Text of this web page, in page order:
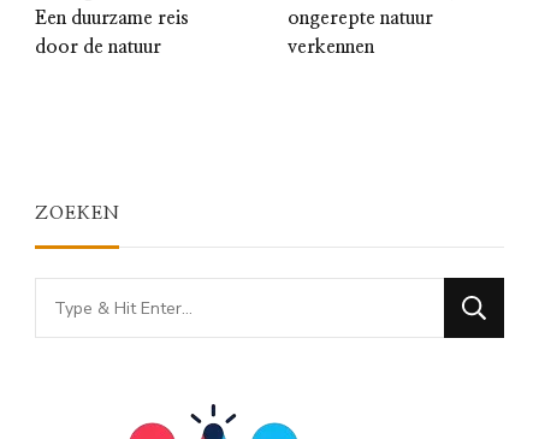
Een duurzame reis
door de natuur
ongerepte natuur
verkennen
ZOEKEN
Looking
for